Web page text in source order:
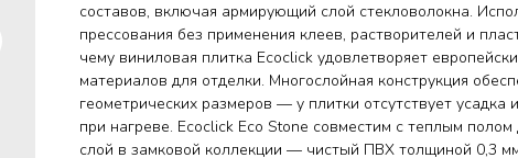
составов, включая армирующий слой стекловолокна.
прессования без применения клеев, растворителей и
чему виниловая плитка Ecoclick удовлетворяет
материалов для отделки. Многослойная конструкция
геометрических размеров — у плитки отсутствует
при нагреве. Ecoclick Eco Stone совместим с теплым
слой в замковой коллекции — чистый ПВХ толщиной 0,3